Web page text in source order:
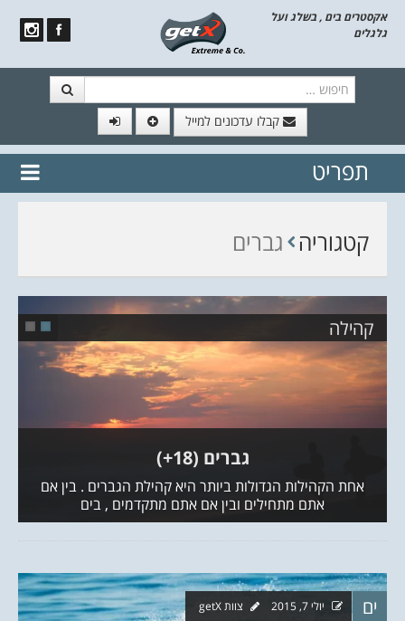
אקסטרים בים , בשלג ועל
גלגלים
קבלו עדכונים למייל
// הצטרף לרשימת תפוצה!
נשמח
לשלוח לך עדכונים חמים מהאתר
תפריט
דלג לתוכן
קטגוריה גברים
גברים (18+)
אחת הקהילות הגדולות ביותר היא קהילת הגברים .
אתם מתחילים ובין אם אתם מתקדמים , בים
יקבל הרבה
ים יולי 7, 2015 צוות getX